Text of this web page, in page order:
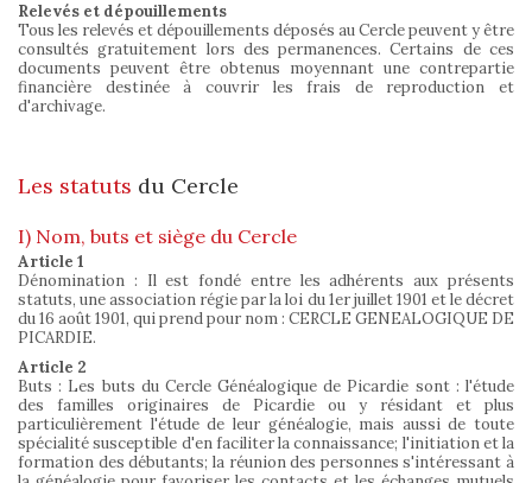
Relevés et dépouillements
Tous les relevés et dépouillements déposés au Cercle peuvent y être
consultés gratuitement lors des permanences. Certains de ces
documents peuvent être obtenus moyennant une contrepartie
financière destinée à couvrir les frais de reproduction et
d'archivage.
Les statuts du Cercle
I) Nom, buts et siège du Cercle
Article 1
Dénomination : Il est fondé entre les adhérents aux présents
statuts, une association régie par la loi du 1er juillet 1901 et le décret
du 16 août 1901, qui prend pour nom : CERCLE GENEALOGIQUE DE
PICARDIE.
Article 2
Buts : Les buts du Cercle Généalogique de Picardie sont : l'étude
des familles originaires de Picardie ou y résidant et plus
particulièrement l'étude de leur généalogie, mais aussi de toute
spécialité susceptible d'en faciliter la connaissance; l'initiation et la
formation des débutants; la réunion des personnes s'intéressant à